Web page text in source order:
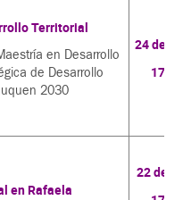
Territorial
en Desarrollo
de Desarrollo
2030
24 de
17 hs.
en Rafaela
22 de